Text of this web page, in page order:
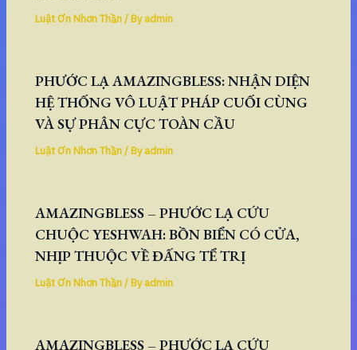
Luật Ơn Nhơn Thần/ Byadmin
PHƯỚC LẠ AMAZINGBLESS: NHẬN DIỆN
HỆ THỐNG VÔ LUẬT PHÁP CUỐI CÙNG
VÀ SỰ PHÂN CỰC TOÀN CẦU
Luật Ơn Nhơn Thần/ Byadmin
AMAZINGBLESS – PHƯỚC LẠ CỨU
CHUỘC YESHWAH: BỒN BIỂN CÓ CỬA,
NHỊP THUỘC VỀ ĐẤNG TỂ TRỊ
Luật Ơn Nhơn Thần/ Byadmin
AMAZINGBLESS – PHƯỚC LẠ CỨU